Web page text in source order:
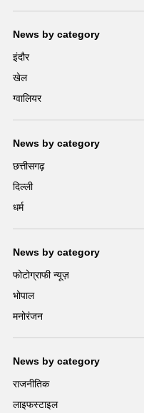
News by category
इंदौर
खेल
ग्वालियर
News by category
छत्तीसगढ़
दिल्ली
धर्म
News by category
फोटोग्राफी न्यूज़
भोपाल
मनोरंजन
News by category
राजनीतिक
लाइफस्टाइल